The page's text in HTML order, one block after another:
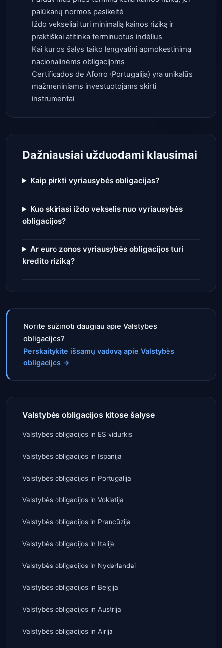
palūkanų normos pasikeitė
Iždo vekseliai turi minimalią kainos riziką ir
praktiškai atitinka terminuotus indėlius
Kai kurios šalys taiko lengvatinį apmokestinimą
nacionalinėms obligacijoms
Certificados de Aforro (Portugalija) yra unikalūs
mažmeniniams investuotojams skirti
instrumentai
Dažniausiai užduodami klausimai
Kaip pirkti vyriausybės obligacijas?
Kuo skiriasi iždo vekselis nuo vyriausybės
obligacijos?
Ar euro zonos vyriausybės obligacijos turi
kredito riziką?
Norite sužinoti daugiau apie Valstybės
obligacijos?
Perskaitykite išsamų vadovą apie Valstybės
obligacijos →
Valstybės obligacijos kitose šalyse
Valstybės obligacijos in ES vidurkis
Valstybės obligacijos in Ispanija
Valstybės obligacijos in Portugalija
Valstybės obligacijos in Vokietija
Valstybės obligacijos in Prancūzija
Valstybės obligacijos in Italija
Valstybės obligacijos in Nyderlandai
Valstybės obligacijos in Belgija
Valstybės obligacijos in Austrija
Valstybės obligacijos in Airija